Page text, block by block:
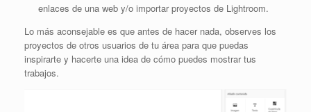
enlaces de una web y/o importar proyectos de Lightroom.
Lo más aconsejable es que antes de hacer nada, observes los
proyectos de otros usuarios de tu área para que puedas
inspirarte y hacerte una idea de cómo puedes mostrar tus
trabajos.